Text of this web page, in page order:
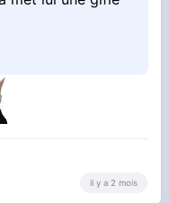
il y a 2 mois